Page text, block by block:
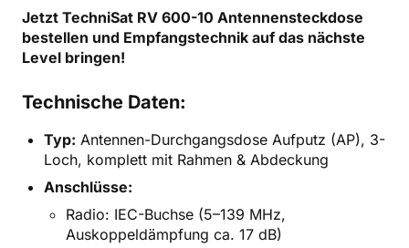
Jetzt TechniSat RV 600-10 Antennensteckdose
bestellen und Empfangstechnik auf das nächste
Level bringen!
Technische Daten:
Typ: Antennen-Durchgangsdose Aufputz (AP), 3-
Loch, komplett mit Rahmen & Abdeckung
Anschlüsse:
Radio: IEC-Buchse (5–139 MHz,
Auskoppeldämpfung ca. 17 dB)